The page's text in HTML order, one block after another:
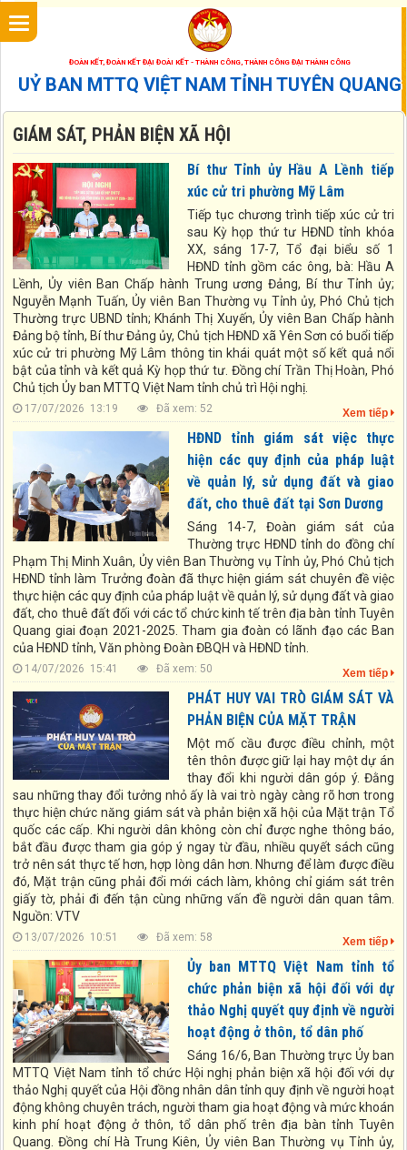
ĐOÀN KẾT, ĐOÀN KẾT ĐẠI ĐOÀI KẾT - THÀNH CÔNG, THÀNH CÔNG ĐẠI THÀNH CÔNG
UỶ BAN MTTQ VIỆT NAM TỈNH TUYÊN QUANG
GIÁM SÁT, PHẢN BIỆN XÃ HỘI
Bí thư Tỉnh ủy Hầu A Lềnh tiếp
xúc cử tri phường Mỹ Lâm
Tiếp tục chương trình tiếp xúc cử tri
sau Kỳ họp thứ tư HĐND tỉnh khóa
XX, sáng 17-7, Tổ đại biểu số 1
HĐND tỉnh gồm các ông, bà: Hầu A
Lềnh, Ủy viên Ban Chấp hành Trung ương Đảng, Bí thư Tỉnh ủy;
Nguyễn Mạnh Tuấn, Ủy viên Ban Thường vụ Tỉnh ủy, Phó Chủ tịch
Thường trực UBND tỉnh; Khánh Thị Xuyến, Ủy viên Ban Chấp hành
Đảng bộ tỉnh, Bí thư Đảng ủy, Chủ tịch HĐND xã Yên Sơn có buổi tiếp
xúc cử tri phường Mỹ Lâm thông tin khái quát một số kết quả nổi
bật của tỉnh và kết quả Kỳ họp thứ tư. Đồng chí Trần Thị Hoàn, Phó
Chủ tịch Ủy ban MTTQ Việt Nam tỉnh chủ trì Hội nghị.
17/07/2026 13:19 Đã xem: 52 Xem tiếp
HĐND tỉnh giám sát việc thực
hiện các quy định của pháp luật
về quản lý, sử dụng đất và giao
đất, cho thuê đất tại Sơn Dương
Sáng 14-7, Đoàn giám sát của
Thường trực HĐND tỉnh do đồng chí
Phạm Thị Minh Xuân, Ủy viên Ban Thường vụ Tỉnh ủy, Phó Chủ tịch
HĐND tỉnh làm Trưởng đoàn đã thực hiện giám sát chuyên đề việc
thực hiện các quy định của pháp luật về quản lý, sử dụng đất và giao
đất, cho thuê đất đối với các tổ chức kinh tế trên địa bàn tỉnh Tuyên
Quang giai đoạn 2021-2025. Tham gia đoàn có lãnh đạo các Ban
của HĐND tỉnh, Văn phòng Đoàn ĐBQH và HĐND tỉnh.
14/07/2026 15:41 Đã xem: 50 Xem tiếp
PHÁT HUY VAI TRÒ GIÁM SÁT VÀ
PHẢN BIỆN CỦA MẶT TRẬN
Một mố cầu được điều chỉnh, một
tên thôn được giữ lại hay một dự án
thay đổi khi người dân góp ý. Đằng
sau những thay đổi tưởng nhỏ ấy là vai trò ngày càng rõ hơn trong
thực hiện chức năng giám sát và phản biện xã hội của Mặt trận Tổ
quốc các cấp. Khi người dân không còn chỉ được nghe thông báo,
bắt đầu được tham gia góp ý ngay từ đầu, nhiều quyết sách cũng
trở nên sát thực tế hơn, hợp lòng dân hơn. Nhưng để làm được điều
đó, Mặt trận cũng phải đổi mới cách làm, không chỉ giám sát trên
giấy tờ, phải đi đến tận cùng những vấn đề người dân quan tâm.
Nguồn: VTV
13/07/2026 10:51 Đã xem: 58 Xem tiếp
Ủy ban MTTQ Việt Nam tỉnh tổ
chức phản biện xã hội đối với dự
thảo Nghị quyết quy định về người
hoạt động ở thôn, tổ dân phố
Sáng 16/6, Ban Thường trực Ủy ban
MTTQ Việt Nam tỉnh tổ chức Hội nghị phản biện xã hội đối với dự
thảo Nghị quyết của Hội đồng nhân dân tỉnh quy định về người hoạt
động không chuyên trách, người tham gia hoạt động và mức khoán
kinh phí hoạt động ở thôn, tổ dân phố trên địa bàn tỉnh Tuyên
Quang. Đồng chí Hà Trung Kiên, Ủy viên Ban Thường vụ Tỉnh ủy,